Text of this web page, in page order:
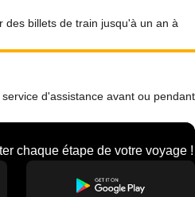
des billets de train jusqu'à un an à
d'assistance avant ou pendant
chaque étape de votre voyage !